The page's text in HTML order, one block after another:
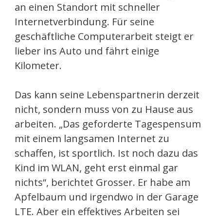
an einen Standort mit schneller
Internetverbindung. Für seine
geschäftliche Computerarbeit steigt er
lieber ins Auto und fährt einige
Kilometer.
Das kann seine Lebenspartnerin derzeit
nicht, sondern muss von zu Hause aus
arbeiten. „Das geforderte Tagespensum
mit einem langsamen Internet zu
schaffen, ist sportlich. Ist noch dazu das
Kind im WLAN, geht erst einmal gar
nichts“, berichtet Grosser. Er habe am
Apfelbaum und irgendwo in der Garage
LTE. Aber ein effektives Arbeiten sei